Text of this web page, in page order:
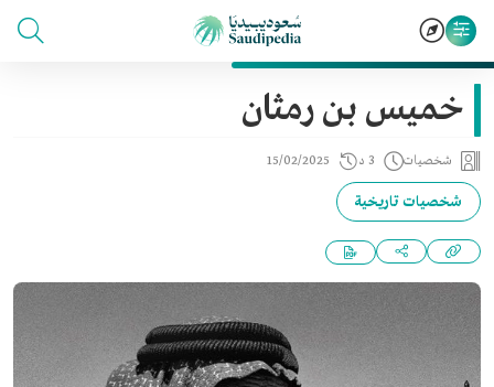
خميس بن رمثان
شخصيات 3 د 15/02/2025
شخصيات تاريخية